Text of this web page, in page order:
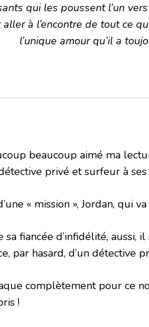
qui les poussent l’un
aller à l’encontre de tout ce
l’unique amour qu’il a
beaucoup aimé ma
privé et surfeur à
« mission », Jordan, qui
sa fiancée d’infidélité, aussi,
par hasard, d’un détective
complètement pour ce
!